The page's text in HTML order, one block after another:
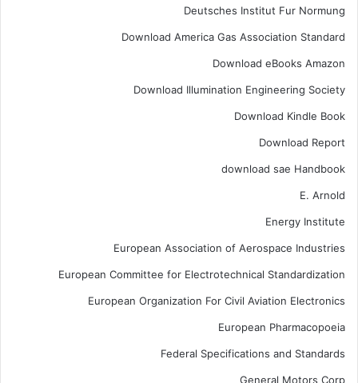
Deutsches Institut Fur Normung
Download America Gas Association Standard
Download eBooks Amazon
Download Illumination Engineering Society
Download Kindle Book
Download Report
download sae Handbook
E. Arnold
Energy Institute
European Association of Aerospace Industries
European Committee for Electrotechnical Standardization
European Organization For Civil Aviation Electronics
European Pharmacopoeia
Federal Specifications and Standards
General Motors Corp